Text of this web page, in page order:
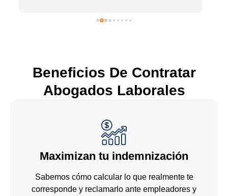
Beneficios De Contratar
Abogados Laborales
Maximizan tu indemnización
Sabemos cómo calcular lo que realmente te
corresponde y reclamarlo ante empleadores y